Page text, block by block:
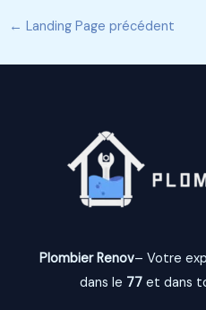
← Landing Page précédent
Plombier Renov– Votre
dans le 77et dans